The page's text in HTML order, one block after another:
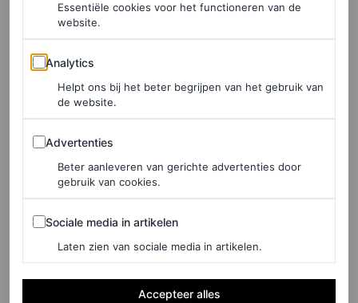
©GETTY IMAGES
Essentiële cookies voor het functioneren van de
website.
Analytics
Analytics
Helpt ons bij het beter begrijpen van het gebruik van
de website.
Advertenties
Advertenties
Beter aanleveren van gerichte advertenties door
gebruik van cookies.
Sociale media in artikelen
Sociale media in artikelen
Laten zien van sociale media in artikelen.
Accepteer alles